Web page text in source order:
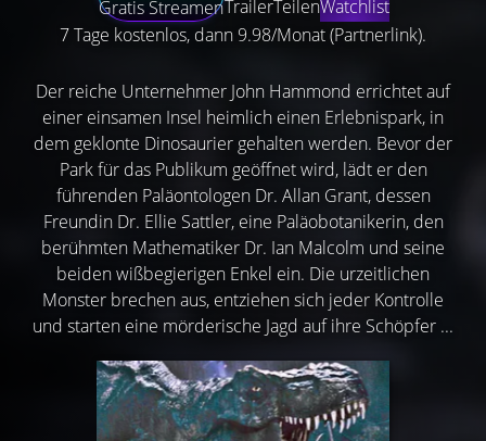
Gratis StreamenTrailerTeilenWatchlist
7 Tage kostenlos, dann 9.98/Monat (Partnerlink).
Der reiche Unternehmer John Hammond errichtet auf
einer einsamen Insel heimlich einen Erlebnispark, in
dem geklonte Dinosaurier gehalten werden. Bevor der
Park für das Publikum geöffnet wird, lädt er den
führenden Paläontologen Dr. Allan Grant, dessen
Freundin Dr. Ellie Sattler, eine Paläobotanikerin, den
berühmten Mathematiker Dr. Ian Malcolm und seine
beiden wißbegierigen Enkel ein. Die urzeitlichen
Monster brechen aus, entziehen sich jeder Kontrolle
und starten eine mörderische Jagd auf ihre Schöpfer ...